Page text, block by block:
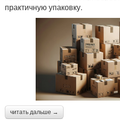
практичную упаковку.
читать дальше →